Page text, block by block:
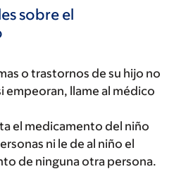
sobre el
o trastornos de su hijo no
empeoran, llame al médico
el medicamento del niño
ni le de al niño el
de ninguna otra persona.